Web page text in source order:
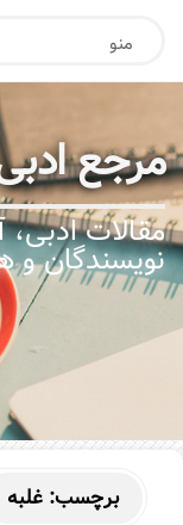
منو
مرجع
مقالات
نویسندگان و
برچسب: غلبه